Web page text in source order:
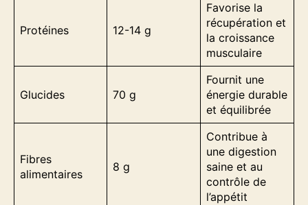
Protéines 12-14 g
Favorise la
récupération et
la croissance
musculaire
Glucides 70 g
Fournit une
énergie durable
et équilibrée
Fibres
alimentaires
8 g
Contribue à
une digestion
saine et au
contrôle de
l’appétit